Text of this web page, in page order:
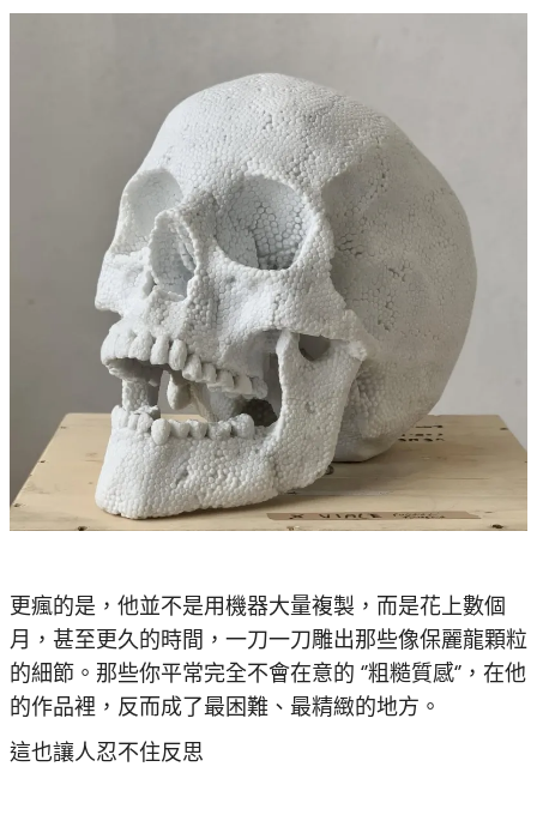
更瘋的是，他並不是用機器大量複製，而是花上數個
月，甚至更久的時間，一刀一刀雕出那些像保麗龍顆粒
的細節。那些你平常完全不會在意的 ‘’粗糙質感‘’，在他
的作品裡，反而成了最困難、最精緻的地方。
這也讓人忍不住反思